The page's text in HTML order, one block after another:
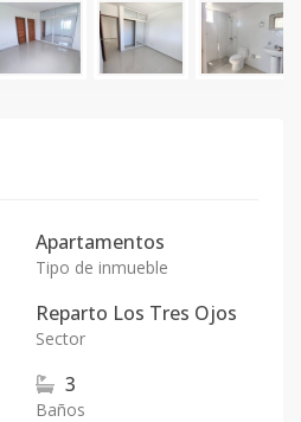
Apartamentos
Tipo de inmueble
Reparto Los Tres Ojos
Sector
3
Baños